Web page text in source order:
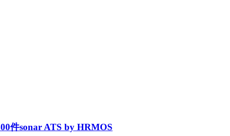
件sonar ATS by HRMOS